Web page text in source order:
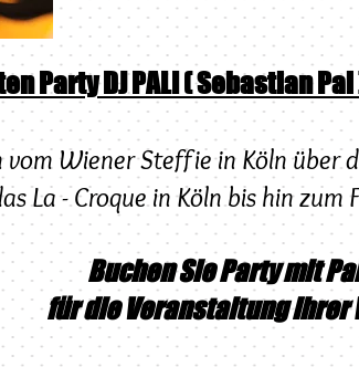
Party DJ PALI ( Sebastian
vom Wiener Steffie in Köln über
La - Croque in Köln bis hin zum
Buchen Sie Party mit
für die Veranstaltung Ihrer